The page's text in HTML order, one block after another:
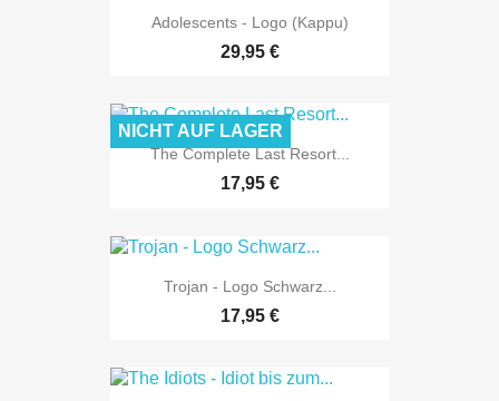
Adolescents - Logo (Kappu)
29,95 €
The Complete Last Resort...
17,95 €
NICHT AUF LAGER
Trojan - Logo Schwarz...
17,95 €